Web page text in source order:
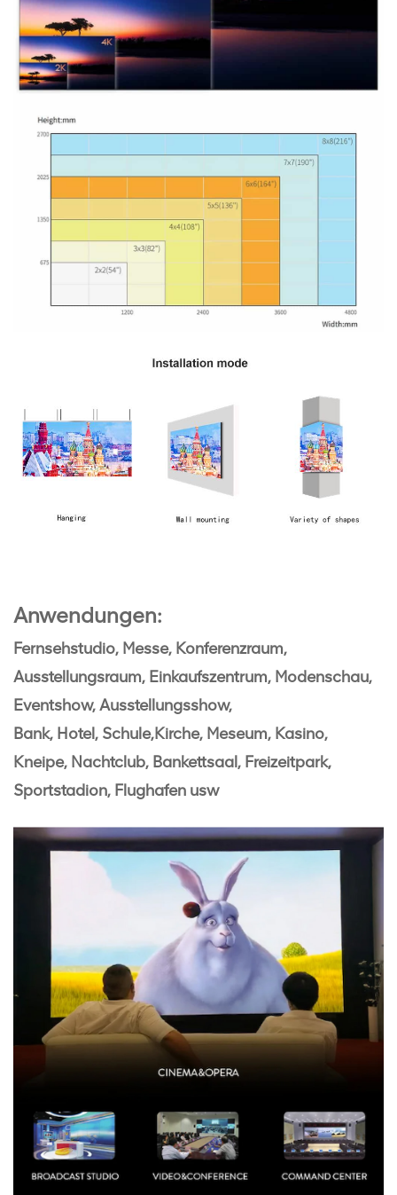
Anwendungen:
Fernsehstudio, Messe, Konferenzraum,
Ausstellungsraum, Einkaufszentrum, Modenschau,
Eventshow, Ausstellungsshow,
Bank, Hotel, Schule,Kirche, Meseum, Kasino,
Kneipe, Nachtclub, Bankettsaal, Freizeitpark,
Sportstadion, Flughafen usw